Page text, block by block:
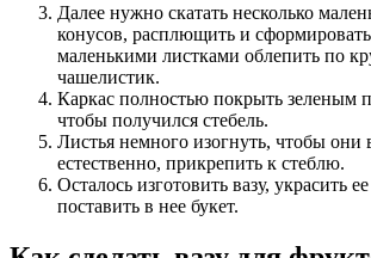
Далее нужно скатать несколько
конусов, расплющить и
маленькими листками облепить по
чашелистик.
Каркас полностью покрыть зеленым
чтобы получился стебель.
Листья немного изогнуть, чтобы они
естественно, прикрепить к стеблю.
Осталось изготовить вазу, украсить
поставить в нее букет.